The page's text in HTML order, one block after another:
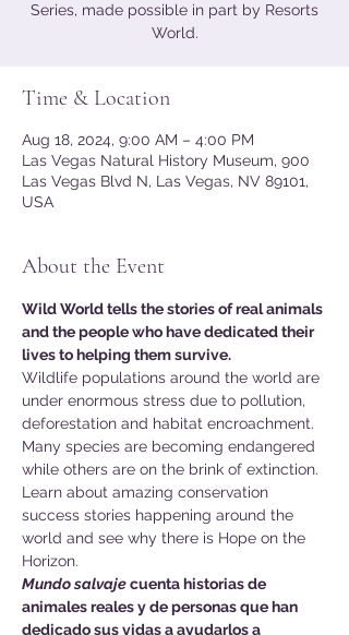
Series, made possible in part by Resorts
World.
Time & Location
Aug 18, 2024, 9:00 AM – 4:00 PM
Las Vegas Natural History Museum, 900
Las Vegas Blvd N, Las Vegas, NV 89101,
USA
About the Event
Wild World tells the stories of real animals
and the people who have dedicated their
lives to helping them survive.
Wildlife populations around the world are
under enormous stress due to pollution,
deforestation and habitat encroachment.
Many species are becoming endangered
while others are on the brink of extinction.
Learn about amazing conservation
success stories happening around the
world and see why there is Hope on the
Horizon.
Mundo salvaje cuenta historias de
animales reales y de personas que han
dedicado sus vidas a ayudarlos a